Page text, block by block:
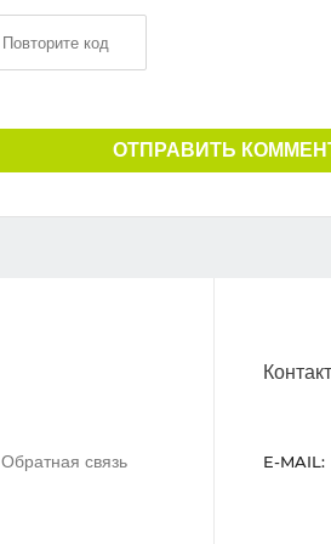
ОТПРАВИТЬ
Обратная связь E-MAIL: